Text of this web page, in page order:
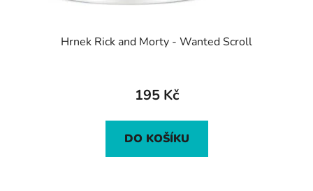
Hrnek Rick and Morty - Wanted Scroll
195 Kč
DO KOŠÍKU